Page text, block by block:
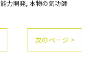
能力開発 本物の気功師
次のページ >